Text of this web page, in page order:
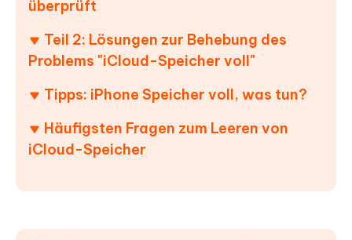
überprüft
Teil 2: Lösungen zur Behebung des
Problems "iCloud-Speicher voll"
Tipps: iPhone Speicher voll, was tun?
Häufigsten Fragen zum Leeren von
iCloud-Speicher